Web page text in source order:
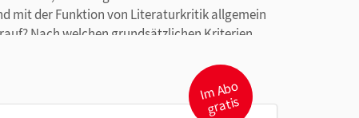
mit der Funktion von Literaturkritik allgemein
Nach welchen grundsätzlichen Kriterien
I
m
A
b
o
gr
atis